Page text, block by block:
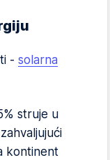
- solarna
struje u
kontinent